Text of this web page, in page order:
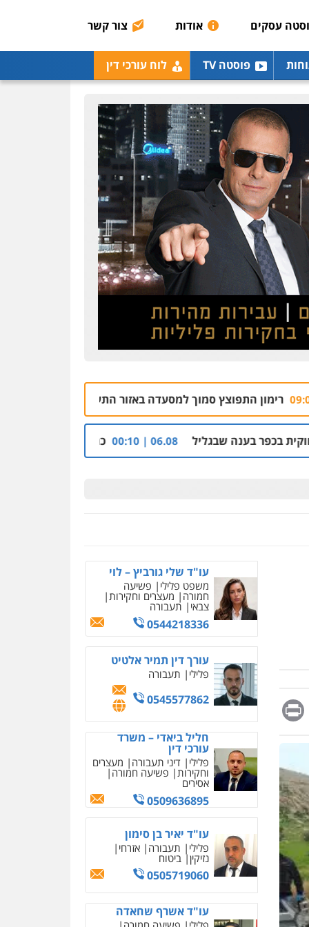
עסקים אודות צור קשר
פוסטה TV לוח עורכי דין
סמוך למסעדה באזור התעשייה בראשון לציון
06.08 | 00:10 כתב אישום: יו"ר ש"ס לשעבר בחיפה
Message
Print
עו"ד שלי גורביץ – לוי
משפט פלילי פשיעה
חמורה מעצרים וחקירות
צבאי תעבורה
0544218336
עורך דין תמיר אלטיט
פלילי תעבורה
0545577862
חליל ביאדי – משרד
עורכי דין
פלילי דיני תעבורה מעצרים
וחקירות פשיעה חמורה
אסירים
0509636895
עו"ד יאיר בן סימון
פלילי תעבורה אזרחי
נזיקין ביטוח
0505719060
עו"ד אשרף שחאדה
מקצועיים לעורכי דין
0504578527
רונן הלל – מוניטין
מחיקת כתבות מגוגל
ודחיקת אזכורים שליליים
שירותים מקצועיים לעורכי
דין
0522508109
אחסון אתרים
מהירות הגנה גיבוי
תמיכה שירותים מקצועיים
לעורכי דין
מרכז התחלה חדשה
אסירים עבירות מין
שירותים מקצועיים לעורכי
דין
0544500346
מאיה בלום, עו"ס,
טיפול ושיקום
טיפול בהתמכרויות
שירותים מקצועיים לעורכי
דין
איומים כתובים
תושב סכנין חשוד ששלח הודעות